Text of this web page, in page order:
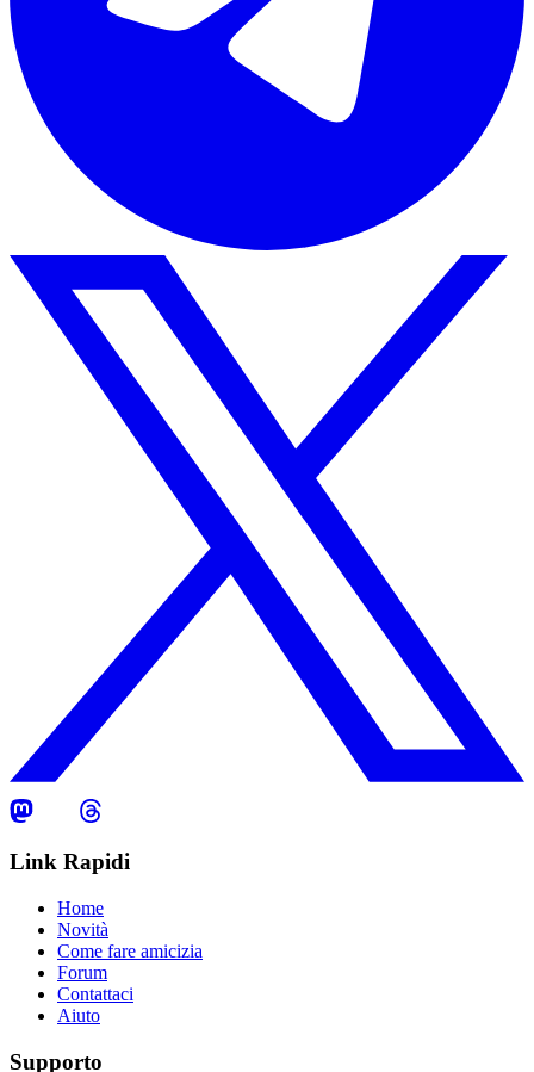
Link Rapidi
Home
Novità
Come fare amicizia
Forum
Contattaci
Aiuto
Supporto